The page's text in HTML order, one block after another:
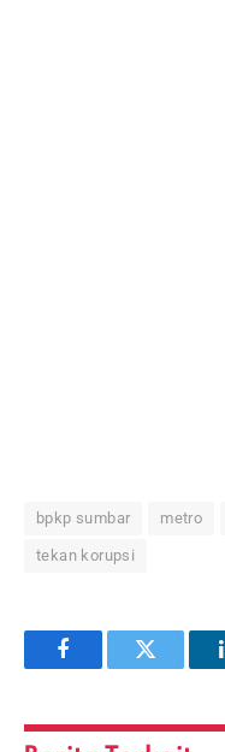
bpkp sumbar metro
tekan korupsi
FacebookTwitter